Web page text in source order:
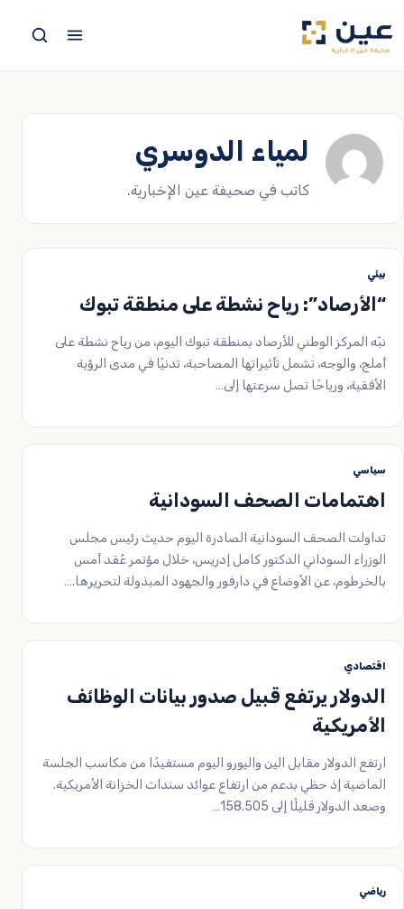
إلى
لمياء الدوسري
كاتب في صحيفة عين الإخبارية.
بيئي
“الأرصاد”: رياح نشطة على منطقة تبوك
نبّه المركز الوطني للأرصاد بمنطقة تبوك اليوم، من رياح نشطة على
أملج، والوجه، تشمل تأثيراتها المصاحبة، تدنيًا في مدى الرؤية
الأفقية، ورياحًا تصل سرعتها إلى…
سياسي
اهتمامات الصحف السودانية
تداولت الصحف السودانية الصادرة اليوم حديث رئيس مجلس
الوزراء السوداني الدكتور كامل إدريس، خلال مؤتمر عُقد أمس
بالخرطوم، عن الأوضاع في دارفور والجهود المبذولة لتحريرها.…
اقتصادي
الدولار يرتفع قبيل صدور بيانات الوظائف
الأمريكية
ارتفع الدولار ‌مقابل الين واليورو اليوم مستفيدًا من مكاسب الجلسة
الماضية إذ حظي بدعم من ارتفاع عوائد سندات الخزانة الأمريكية.
وصعد الدولار قليلًا إلى 158.505…
رياضي